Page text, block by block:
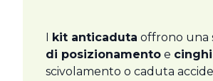
kit anticaduta offrono una
di posizionamento e
scivolamento o caduta